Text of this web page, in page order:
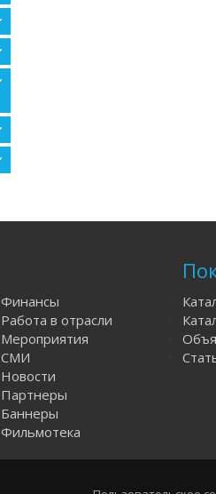
Финансы
Работа в отрасли
Мероприятия
СМИ
Новости
Партнеры
Баннеры
Фильмотека